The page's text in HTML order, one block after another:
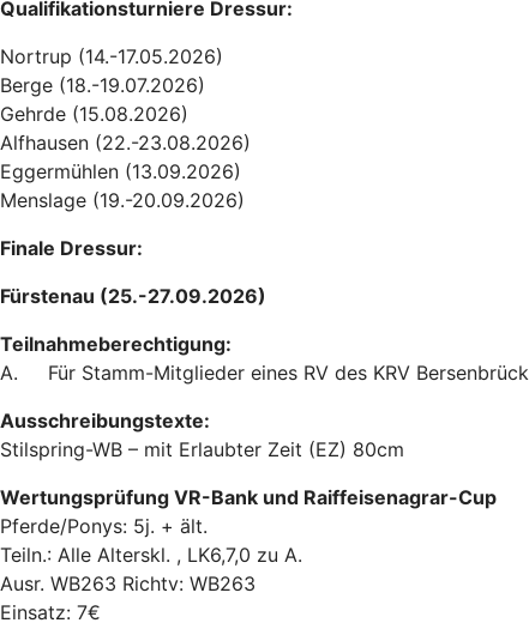
Qualifikationsturniere Dressur:
Nortrup (14.-17.05.2026)
Berge (18.-19.07.2026)
Gehrde (15.08.2026)
Alfhausen (22.-23.08.2026)
Eggermühlen (13.09.2026)
Menslage (19.-20.09.2026)
Finale Dressur:
Fürstenau (25.-27.09.2026)
Teilnahmeberechtigung:
A. Für Stamm-Mitglieder eines RV des KRV Bersenbrück
Ausschreibungstexte:
Stilspring-WB – mit Erlaubter Zeit (EZ) 80cm
Wertungsprüfung VR-Bank und Raiffeisenagrar-Cup
Pferde/Ponys: 5j. + ält.
Teiln.: Alle Alterskl. , LK6,7,0 zu A.
Ausr. WB263 Richtv: WB263
Einsatz: 7€